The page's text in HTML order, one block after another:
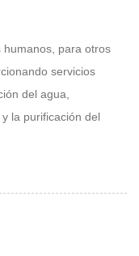
humanos, para otros
servicios
del agua,
la purificación del